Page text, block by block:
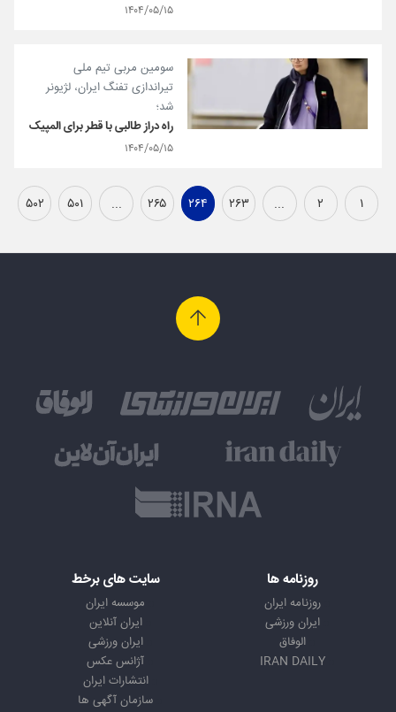
۱۴۰۴/۰۵/۱۵
سومین مربی تیم ملی
تیراندازی تفنگ ایران، لژیونر
شد؛
راه دراز طالبی با قطر برای المپیک
۱۴۰۴/۰۵/۱۵
۱ ۲ ... ۲۶۳ ۲۶۴ ۲۶۵ ... ۵۰۱ ۵۰۲
روزنامه ها
روزنامه ایران
ایران ورزشی
الوفاق
IRAN DAILY
سایت های برخط
موسسه ایران
ایران آنلاین
ایران ورزشی
آژانس عکس
انتشارات ایران
سازمان آگهی ها